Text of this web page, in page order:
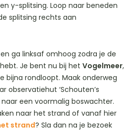
y-splitsing. Loop naar beneden
splitsing rechts aan
ga linksaf omhoog zodra je de
Je bent nu bij het Vogelmeer,
bijna rondloopt. Maak onderweg
observatiehut ‘Schouten’s
een voormalig boswachter.
naar het strand of vanaf hier
strand? Sla dan na je bezoek